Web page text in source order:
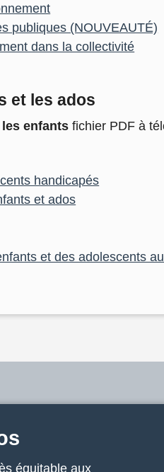
publiques (NOUVEAUTÉ)
dans la collectivité
et les ados
enfantsfichier PDF à
handicapés
et ados
et des adolescents
équitable aux